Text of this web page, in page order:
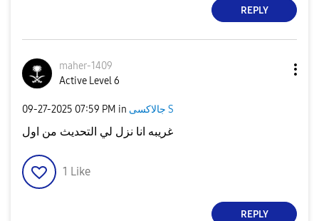
REPLY
maher-1409
Active Level 6
‎09-27-2025 07:59 PM in جالاكسى S
غريبه انا نزل لي التحديث من اول
1 Like
REPLY